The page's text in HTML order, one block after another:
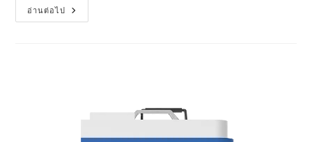
อ่านต่อไป